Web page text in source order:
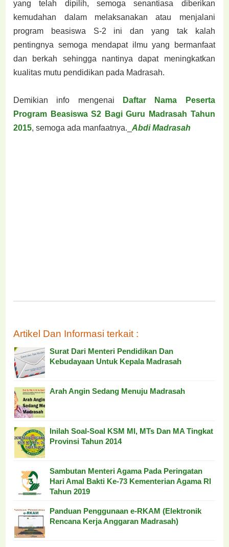
yang telah dipilih, semoga senantiasa diberikan
kemudahan dalam melaksanakan atau menjalani
program beasiswa S-2 ini dan yang tak kalah
pentingnya semoga mendapat ilmu yang bermanfaat
dan berkah sehingga nantinya dapat meningkatkan
kualitas mutu pendidikan pada Madrasah.
Demikian info mengenai
Daftar Nama Peserta
Program Beasiswa S2 Bagi Guru Madrasah Tahun
2015, semoga ada manfaatnya._Abdi Madrasah
Artikel Dan Informasi terkait :
Surat Dari Menteri Pendidikan Dan
Kebudayaan Untuk Kepala Madrasah
Arah Angin Sedang Menuju Madrasah
Inilah Soal-Soal KSM MI, MTs Dan MA Tingkat
Provinsi Tahun 2014
Sambutan Menteri Agama Pada Peringatan
Hari Amal Bakti Ke-73 Kementerian Agama RI
Tahun 2019
Panduan Penggunaan e-RKAM (Elektronik
Rencana Kerja Anggaran Madrasah)